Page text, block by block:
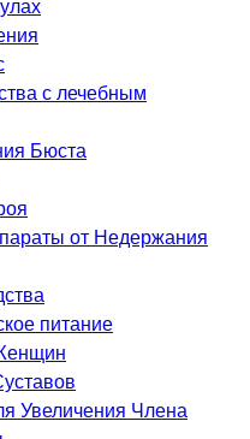
с лечебным
Бюста
от Недержания
питание
Увеличения Члена